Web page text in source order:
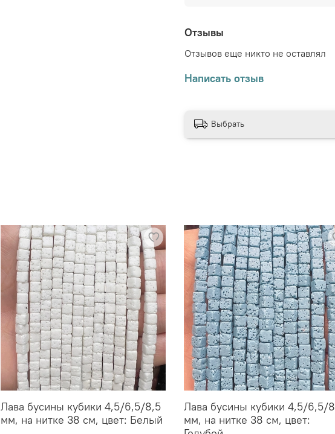
Отзывы
Отзывов еще никто не оставлял
Написать отзыв
Выбрать
Лава бусины кубики 4,5/6,5/8,5
мм, на нитке 38 см, цвет: Белый
Лава бусины кубики 4,5/6,5/
мм, на нитке 38 см, цвет: